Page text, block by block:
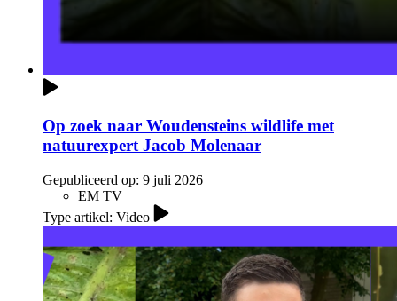
Op zoek naar Woudensteins wildlife met
natuurexpert Jacob Molenaar
Gepubliceerd op: 9 juli 2026
EM TV
Type artikel: Video